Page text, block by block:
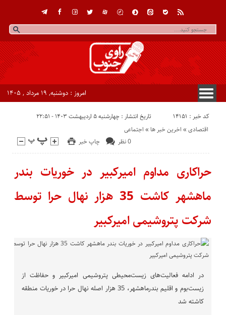
امروز : دوشنبه, ۱۹ مرداد , ۱۴۰۵
کد خبر : 14151 تاریخ انتشار : چهارشنبه ۵ اردیبهشت ۱۴۰۳ - ۲۲:۵۱
چاپ خبر 0 نظر
اجتماعی « اخرین خبر ها « اقتصادی
حراکاری مداوم امیرکبیر در خوریات بندر
ماهشهر کاشت 35 هزار نهال حرا توسط
شرکت پتروشیمی امیرکبیر
در ادامه فعالیت‌های زیست‌محیطی پتروشیمی امیرکبیر و حفاظت از
زیست‌بوم و اقلیم بندر‌ماهشهر، 35 هزار اصله نهال حرا در خوریات منطقه
کاشته شد